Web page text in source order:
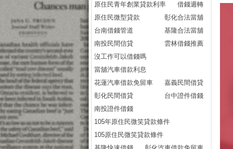
原住民青年創業貸款利率
借錢週轉
原住民微型貸款
彰化合法當舖
台南借錢管道
基隆合法當舖
南投民間信貸
雲林借錢推薦
沒工作可以借錢嗎
當舖汽車借款利息
花蓮汽車借款免留車
嘉義民間借貸
彰化民間借貸
台中證件借錢
南投證件借錢
105年原住民微笑貸款條件
105原住民微笑貸款條件